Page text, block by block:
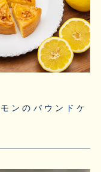
ンのパウンドケ